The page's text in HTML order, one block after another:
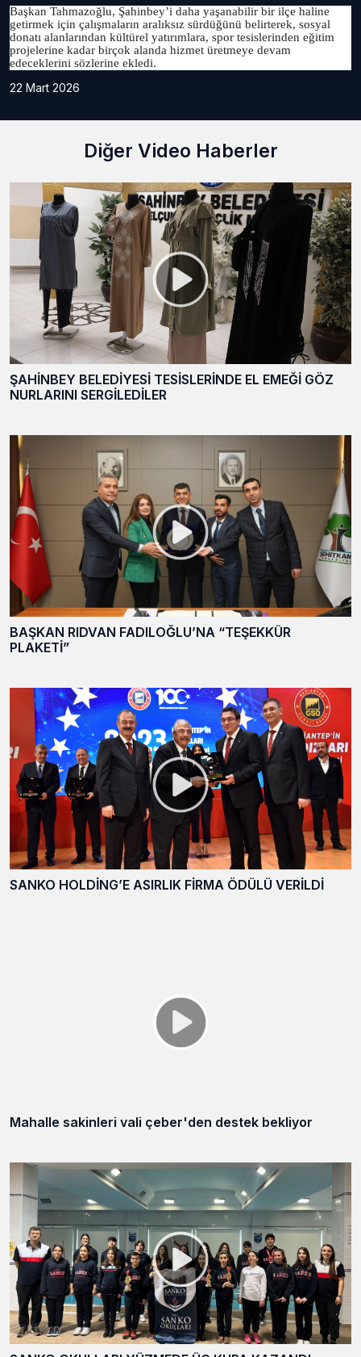
Başkan Tahmazoğlu, Şahinbey’i daha yaşanabilir bir ilçe haline
getirmek için çalışmaların aralıksız sürdüğünü belirterek, sosyal
donatı alanlarından kültürel yatırımlara, spor tesislerinden eğitim
projelerine kadar birçok alanda hizmet üretmeye devam
edeceklerini sözlerine ekledi.
22 Mart 2026
Diğer Video Haberler
ŞAHİNBEY BELEDİYESİ TESİSLERİNDE EL EMEĞİ GÖZ
NURLARINI SERGİLEDİLER
BAŞKAN RIDVAN FADILOĞLU’NA “TEŞEKKÜR
PLAKETİ”
SANKO HOLDİNG’E ASIRLIK FİRMA ÖDÜLÜ VERİLDİ
Mahalle sakinleri vali çeber'den destek bekliyor